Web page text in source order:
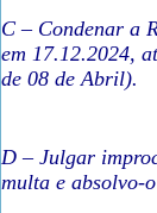
C – Condenar a
em 17.12.2024,
de 08 de Abril).
D – Julgar
multa e absolvo-